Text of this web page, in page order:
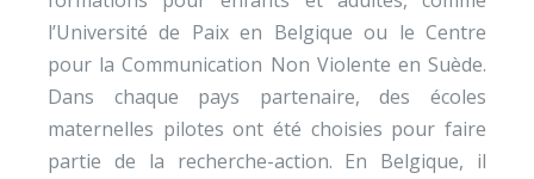
l’Université de Paix en Belgique ou le Centre
pour la Communication Non Violente en Suède.
Dans chaque pays partenaire, des écoles
maternelles pilotes ont été choisies pour faire
partie de la recherche-action. En Belgique, il